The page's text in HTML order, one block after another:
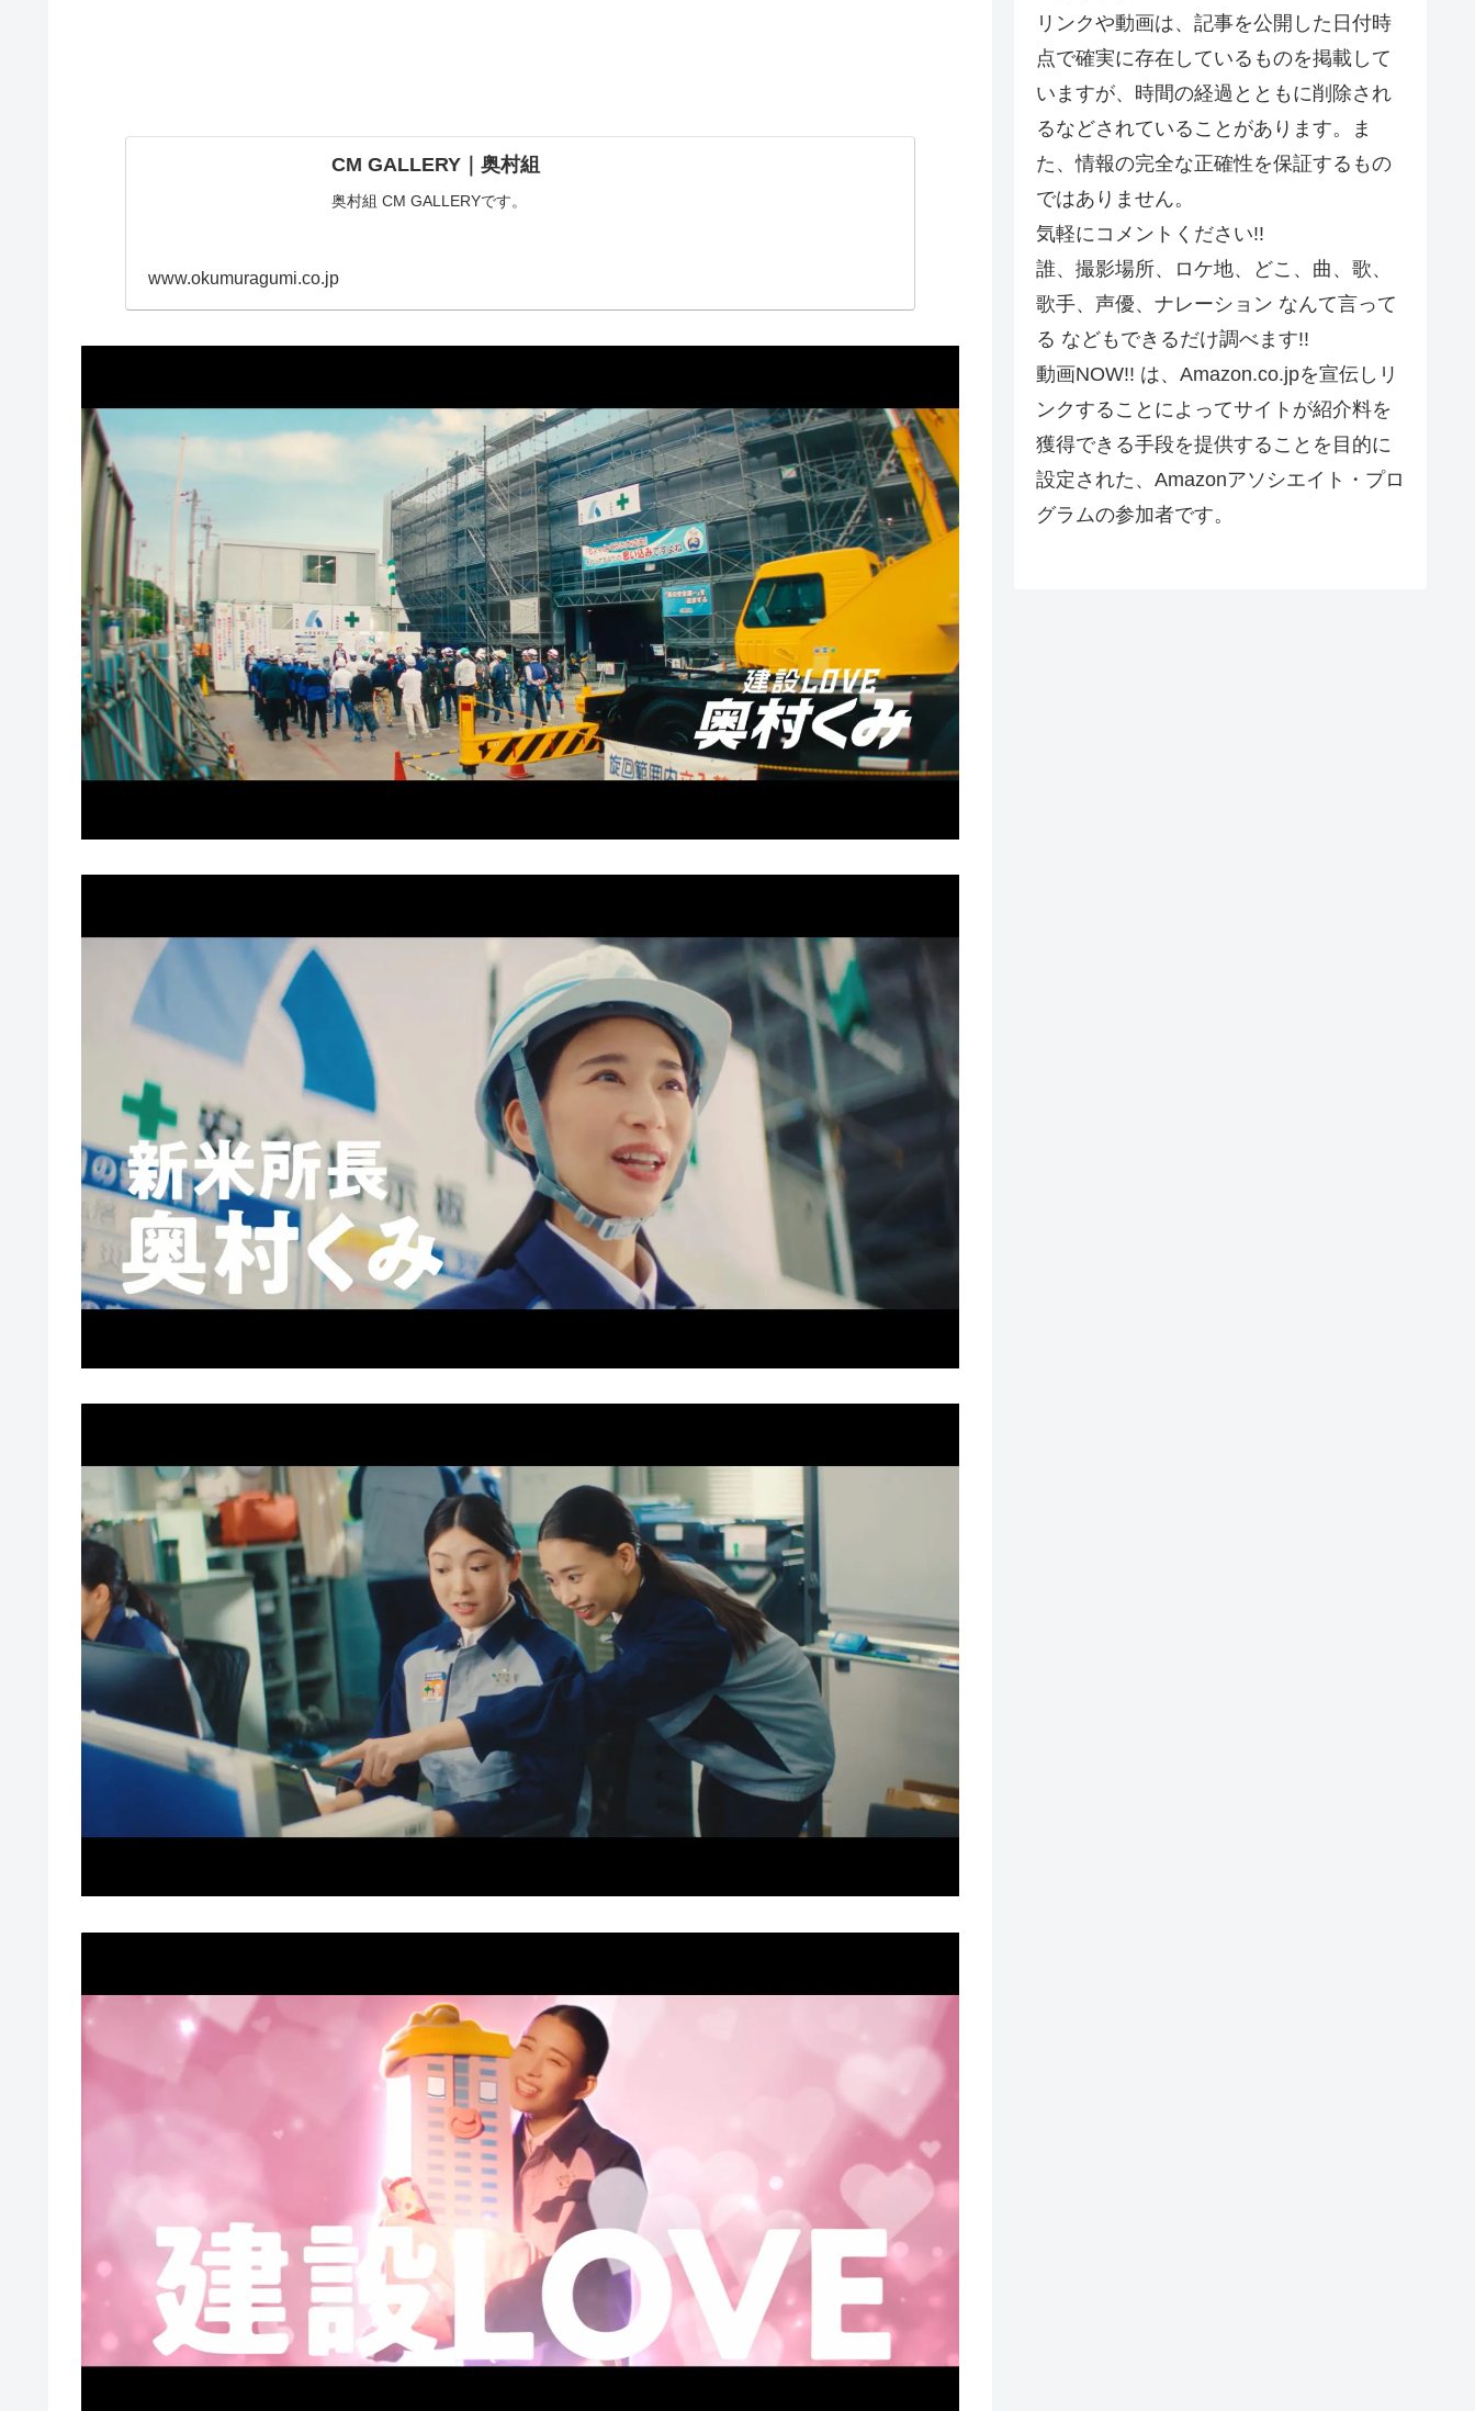
CM GALLERY｜奥村組
奥村組 CM GALLERYです。
www.okumuragumi.co.jp
リンクや動画は、記事を公開した日付時
点で確実に存在しているものを掲載して
いますが、時間の経過とともに削除され
るなどされていることがあります。ま
た、情報の完全な正確性を保証するもの
ではありません。
気軽にコメントください!!
誰、撮影場所、ロケ地、どこ、曲、歌、
歌手、声優、ナレーション なんて言って
る などもできるだけ調べます!!
動画NOW!! は、Amazon.co.jpを宣伝しリ
ンクすることによってサイトが紹介料を
獲得できる手段を提供することを目的に
設定された、Amazonアソシエイト・プロ
グラムの参加者です。